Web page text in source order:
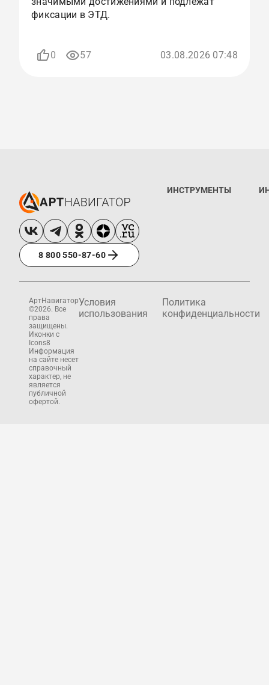
фиксации в ЭТД.
0 57 03.08.2026 07:48
8 800 550-87-60
ИНСТРУМЕНТЫ
АртНавигатор
©2026. Все
права
защищены.
Иконки с
Icons8
Информация
на сайте несет
справочный
характер, не
является
публичной
офертой.
Условия
использования
Политика
конфиденциальности